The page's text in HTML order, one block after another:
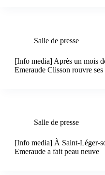
Salle de presse
[Info media] Après un mois
Emeraude Clisson rouvre ses
Salle de presse
[Info media] À Saint-Léger-
Emeraude a fait peau neuve